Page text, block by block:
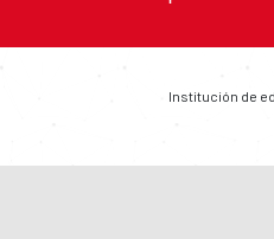
Institución de